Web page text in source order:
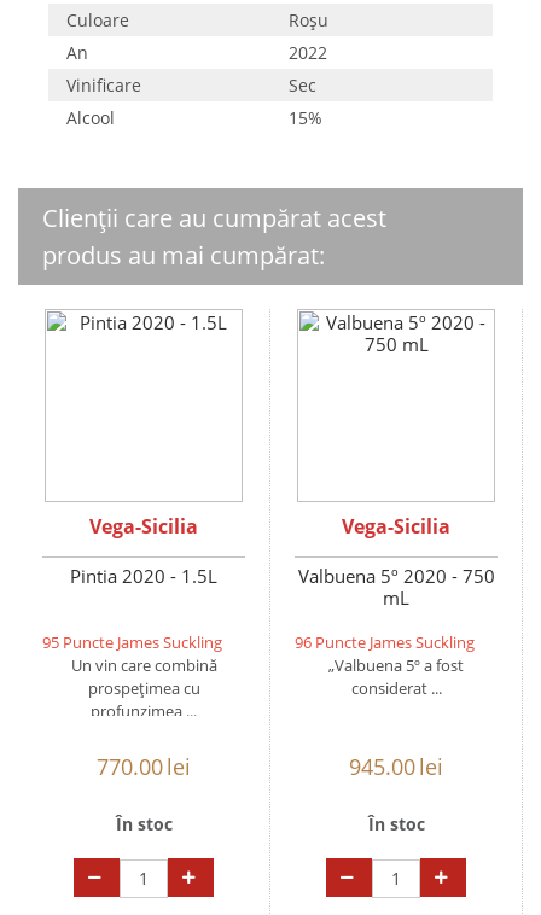
Culoare
Roşu
An
2022
Vinificare
Sec
Alcool
15%
Clienții care au cumpărat acest
produs au mai cumpărat:
Vega-Sicilia
Pintia 2020 - 1.5L
95 Puncte James Suckling
Un vin care combină
prospețimea cu
profunzimea ...
770.00lei
În stoc
Vega-Sicilia
Valbuena 5º 2020 - 750
mL
96 Puncte James Suckling
„Valbuena 5º a fost
considerat ...
945.00lei
În stoc